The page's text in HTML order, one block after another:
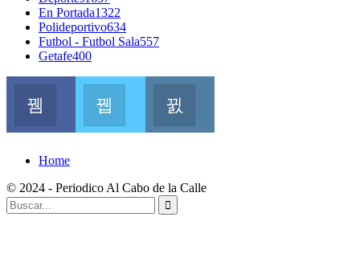
En Portada1322
Polideportivo634
Futbol - Futbol Sala557
Getafe400
Facebook
Join us on Facebook
Twitter
Join us on Twitter
Home
© 2024 - Periodico Al Cabo de la Calle